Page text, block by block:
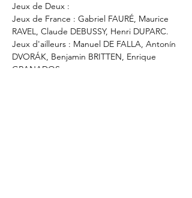
Jeux de Deux :
Jeux de France : Gabriel FAURÉ, Maurice
RAVEL, Claude DEBUSSY, Henri DUPARC.
Jeux d'ailleurs : Manuel DE FALLA, Antonín
DVORÁK, Benjamin BRITTEN, Enrique
GRANADOS.